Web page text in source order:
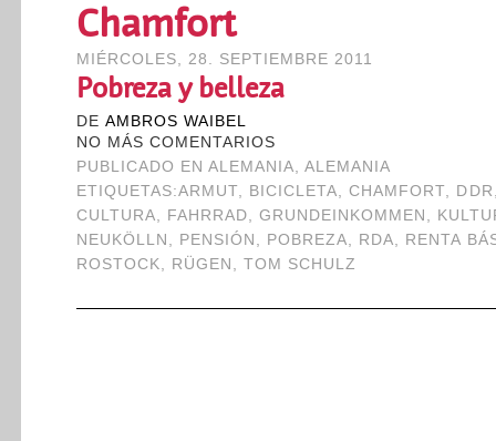
Chamfort
MIÉRCOLES, 28. SEPTIEMBRE 2011
Pobreza y belleza
DE AMBROS WAIBEL
NO MÁS COMENTARIOS
PUBLICADO EN ALEMANIA,ALEMANIA
ETIQUETAS:ARMUT, BICICLETA,CHAMFORT, DDR
CULTURA, FAHRRAD, GRUNDEINKOMMEN ,
NEUKÖLLN , PENSIÓN , POBREZA, RDA, RENTA
ROSTOCK, RÜGEN , TOM SCHULZ